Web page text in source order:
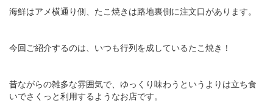
海鮮はアメ横通り側、たこ焼きは路地裏側に注文口があります。
今回ご紹介するのは、いつも行列を成しているたこ焼き！
昔ながらの雑多な雰囲気で、ゆっくり味わうというよりは立ち食
いでさくっと利用するようなお店です。